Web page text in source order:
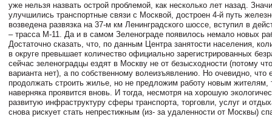
уже нельзя назвать острой проблемой, как несколько лет назад.
улучшились транспортные связи с Москвой, достроен 4-й путь
возведена развязка на 37-м км Ленинградского шоссе, вступил в
– трасса М-11. Да и в самом Зеленограде появилось немало новых
Достаточно сказать, что, по данным Центра занятости населения,
в округе превышает количество официально зарегистрированных
сейчас зеленоградцы ездят в Москву не от безысходности (потому
варианта нет), а по собственному волеизъявлению. Но очевидно,
продолжать строить жилье, но не предложим работу новым жителям,
наверняка проявится вновь. И тогда, несмотря на хорошую
развитую инфраструктуру сферы транспорта, торговли, услуг и
снова рискует стать непрестижным (из- за удаленности от Москвы)